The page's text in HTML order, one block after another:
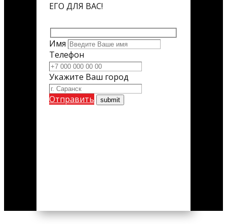
ЕГО ДЛЯ ВАС!
Имя
Телефон
Укажите Ваш город
Отправить